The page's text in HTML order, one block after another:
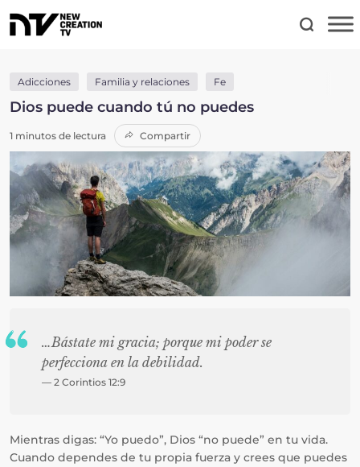
Adicciones Familia y relaciones Fe
Dios puede cuando tú no puedes
1 minutos de lectura Compartir
…Bástate mi gracia; porque mi poder se
perfecciona en la debilidad.
— 2 Corintios 12:9
Mientras digas: “Yo puedo”, Dios “no puede” en tu vida.
Cuando dependes de tu propia fuerza y crees que puedes